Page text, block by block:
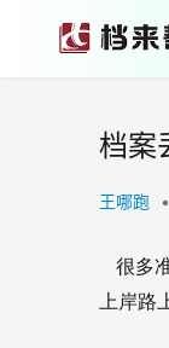
档案
王哪跑 •
很多
上岸路